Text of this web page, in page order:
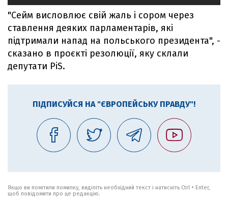
"Сейм висловлює свій жаль і сором через
ставлення деяких парламентарів, які
підтримали напад на польського президента", -
сказано в проєкті резолюції, яку склали
депутати PiS.
ПІДПИСУЙСЯ НА "ЄВРОПЕЙСЬКУ ПРАВДУ"!
Якщо ви помітили помилку, виділіть необхідний текст і натисніть Ctrl + Enter,
щоб повідомити про це редакцію.